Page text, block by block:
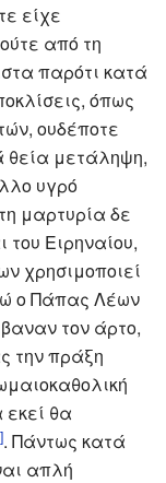
είχε
από τη
παρότι κατά
όπως
ουδέποτε
θεία μετάληψη,
υγρό
μαρτυρία δε
του Ειρηναίου,
χρησιμοποιεί
ο Πάπας Λέων
τον άρτο,
την πράξη
θα
. Πάντως κατά
απλή